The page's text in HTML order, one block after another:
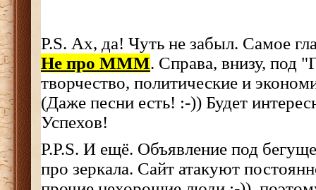
P.S. Ах, да! Чуть не забыл. Самое
Не про МММ. Справа, внизу, под
творчество, политические и
(Даже песни есть! :-)) Будет
Успехов!
P.P.S. И ещё. Объявление под
про зеркала. Сайт атакуют